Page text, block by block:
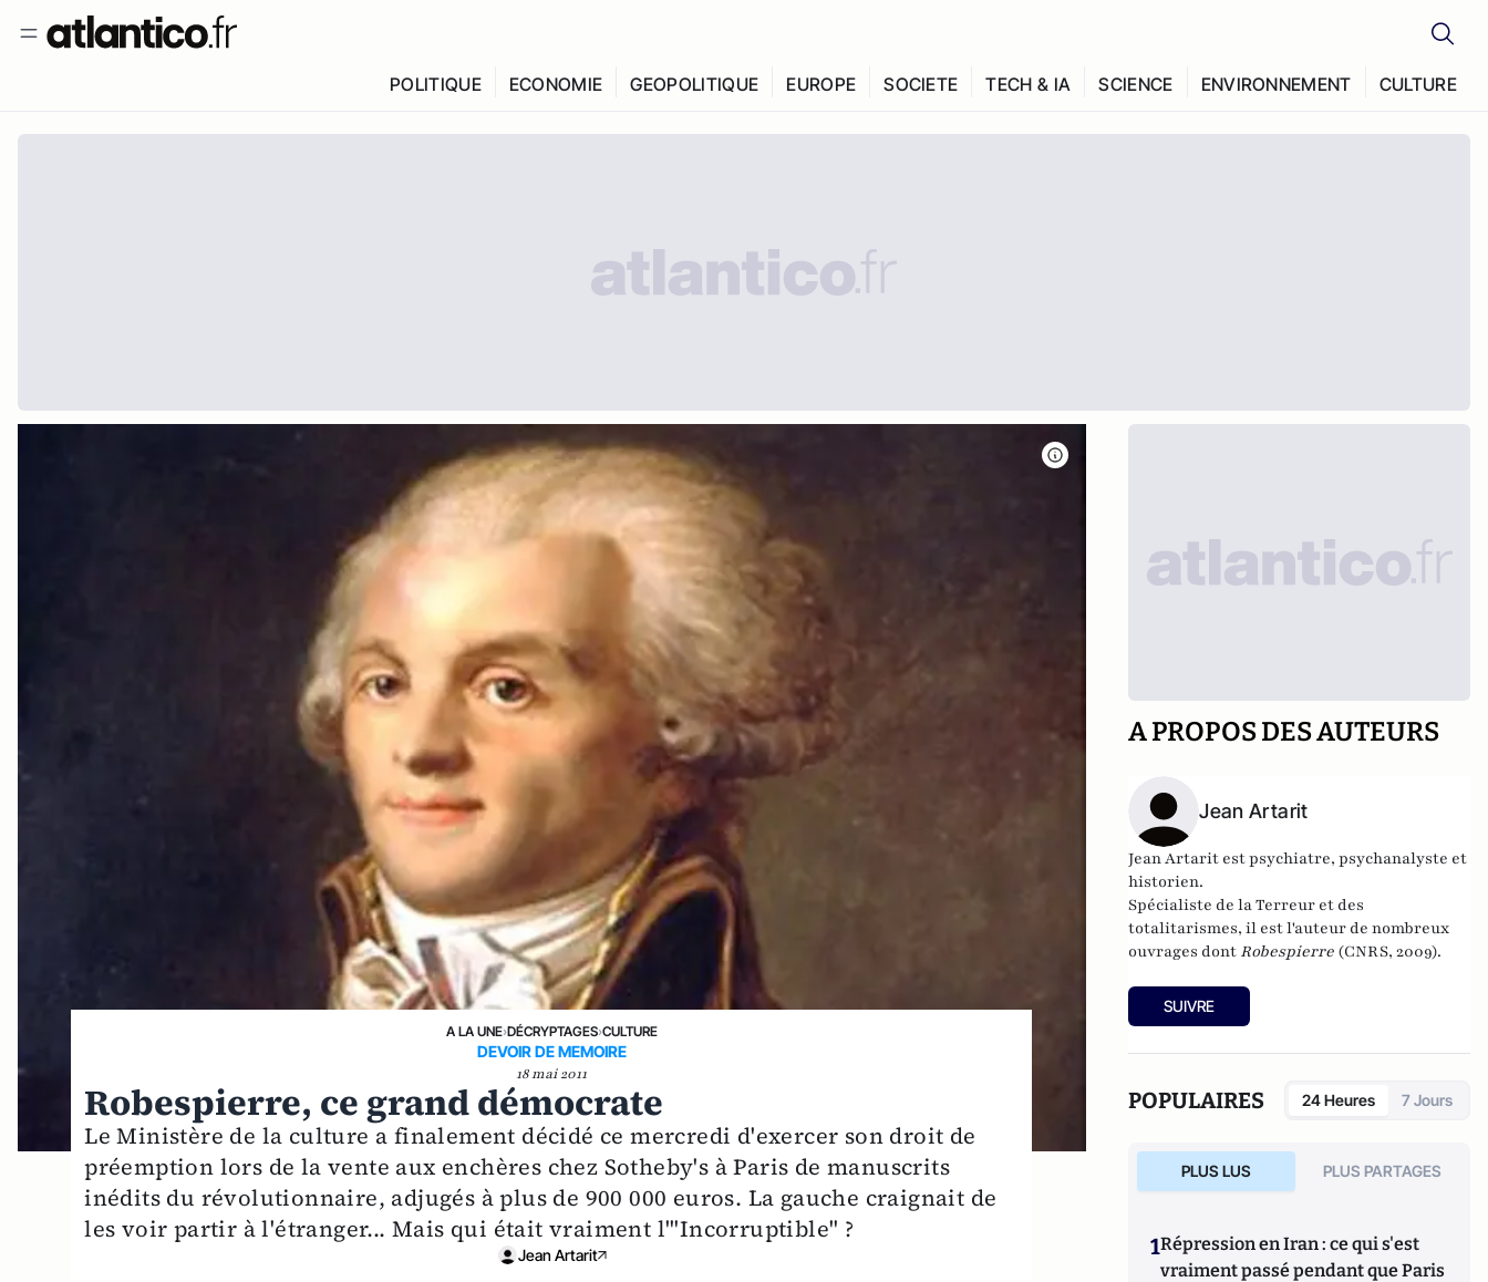
POLITIQUE ECONOMIE GEOPOLITIQUE EUROPE SOCIETE TECH & IA SCIENCE ENVIRONNEMENT CULTURE
A LA UNE›DÉCRYPTAGES›CULTURE
DEVOIR DE MEMOIRE
18 mai 2011
Robespierre, ce grand démocrate
Le Ministère de la culture a finalement décidé ce mercredi d'exercer son droit de
préemption lors de la vente aux enchères chez Sotheby's à Paris de manuscrits
inédits du révolutionnaire, adjugés à plus de 900 000 euros. La gauche craignait de
les voir partir à l'étranger... Mais qui était vraiment l'"Incorruptible" ?
Jean Artarit
A PROPOS DES AUTEURS
Jean Artarit
Jean Artarit est psychiatre, psychanalyste et
historien.
Spécialiste de la Terreur et des
totalitarismes, il est l'auteur de nombreux
ouvrages dont Robespierre (CNRS, 2009).
SUIVRE
POPULAIRES 24 Heures 7 Jours
PLUS LUS PLUS PARTAGES
1Répression en Iran : ce qui s'est
vraiment passé pendant que Paris